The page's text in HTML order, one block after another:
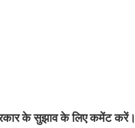
के सुझाव के लिए कमेंट करें।